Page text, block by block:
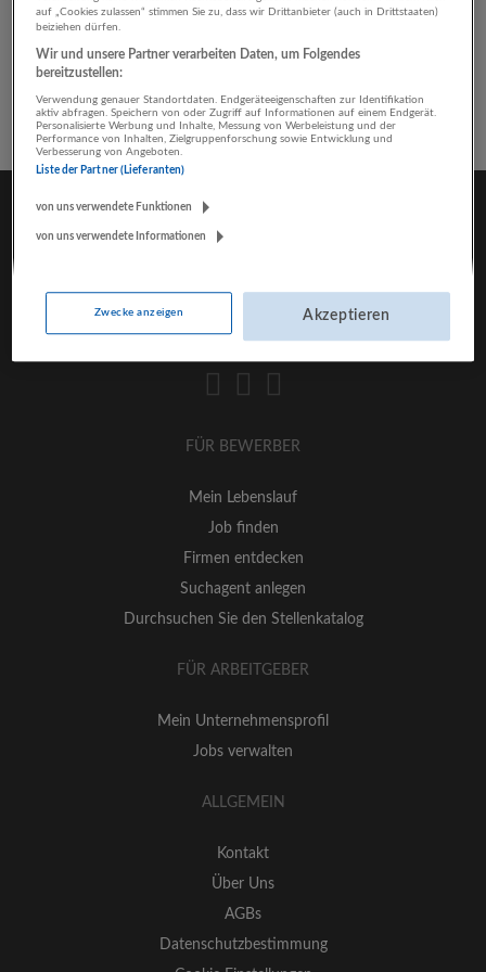
Einzelhandel
FÜR BEWERBER
Mein Lebenslauf
Job finden
Firmen entdecken
Suchagent anlegen
Durchsuchen Sie den Stellenkatalog
FÜR ARBEITGEBER
Mein Unternehmensprofil
Jobs verwalten
ALLGEMEIN
Kontakt
Über Uns
AGBs
Datenschutzbestimmung
auf „Cookies zulassen“ stimmen Sie zu, dass wir Drittanbieter (auch in Drittstaaten)
beiziehen dürfen.
Wir und unsere Partner verarbeiten Daten, um Folgendes
bereitzustellen:
Verwendung genauer Standortdaten. Endgeräteeigenschaften zur Identifikation
aktiv abfragen. Speichern von oder Zugriff auf Informationen auf einem Endgerät.
Personalisierte Werbung und Inhalte, Messung von Werbeleistung und der
Performance von Inhalten, Zielgruppenforschung sowie Entwicklung und
Verbesserung von Angeboten.
Liste der Partner (Lieferanten)
von uns verwendete Funktionen
von uns verwendete Informationen
Zwecke anzeigen Akzeptieren